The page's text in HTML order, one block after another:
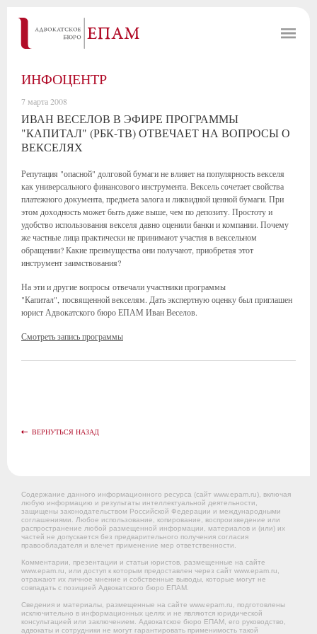
ИНФОЦЕНТР
7 марта 2008
ИВАН ВЕСЕЛОВ В ЭФИРЕ ПРОГРАММЫ
"КАПИТАЛ" (РБК-ТВ) ОТВЕЧАЕТ НА ВОПРОСЫ О
ВЕКСЕЛЯХ
Репутация "опасной" долговой бумаги не влияет на популярность векселя
как универсального финансового инструмента. Вексель сочетает свойства
платежного документа, предмета залога и ликвидной ценной бумаги. При
этом доходность может быть даже выше, чем по депозиту. Простоту и
удобство использования векселя давно оценили банки и компании. Почему
же частные лица практически не принимают участия в вексельном
обращении? Какие преимущества они получают, приобретая этот
инструмент заимствования?
На эти и другие вопросы отвечали участники программы
"Капитал", посвященной векселям. Дать экспертную оценку был приглашен
юрист Адвокатского бюро ЕПАМ Иван Веселов.
Смотреть запись программы
ВЕРНУТЬСЯ НАЗАД
Содержание данного информационного ресурса (сайт www.epam.ru), включая
любую информацию и результаты интеллектуальной деятельности,
защищены законодательством Российской Федерации и международными
соглашениями. Любое использование, копирование, воспроизведение или
распространение любой размещенной информации, материалов и (или) их
частей не допускается без предварительного получения согласия
правообладателя и влечет применение мер ответственности.
Комментарии, презентации и статьи юристов, размещенные на сайте
www.epam.ru, или доступ к которым предоставлен через сайт www.epam.ru,
отражают их личное мнение и собственные выводы, которые могут не
совпадать с позицией Адвокатского бюро ЕПАМ.
Сведения и материалы, размещенные на сайте www.epam.ru, подготовлены
исключительно в информационных целях и не являются юридической
консультацией или заключением. Адвокатское бюро ЕПАМ, его руководство,
адвокаты и сотрудники не могут гарантировать применимость такой